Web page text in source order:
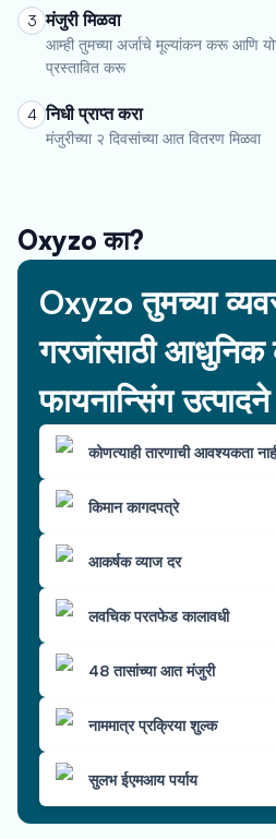
3 मंजुरी मिळवा
आम्ही तुमच्या अर्जाचे मूल्यांकन करू आणि
प्रस्तावित करू
4 निधी प्राप्त करा
मंजुरीच्या २ दिवसांच्या आत वितरण मिळवा
Oxyzo का?
Oxyzo तुमच्या
गरजांसाठी आधुनिक
फायनान्सिंग
कोणत्याही तारणाची आवश्यकता
किमान कागदपत्रे
आकर्षक व्याज दर
लवचिक परतफेड कालावधी
48 तासांच्या आत मंजुरी
नाममात्र प्रक्रिया शुल्क
सुलभ ईएमआय पर्याय